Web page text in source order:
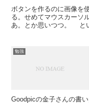
ボタンを作るのに画像を
る。せめてマウスカーソ
あ。とか思いつつ。 と
勉強
Goodpicの金子さんの書